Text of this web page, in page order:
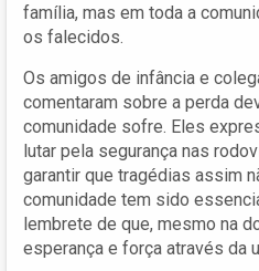
família, mas em toda a
os falecidos.
Os amigos de infância e
comentaram sobre a perda
comunidade sofre. Eles
lutar pela segurança nas
garantir que tragédias assim
comunidade tem sido
lembrete de que, mesmo na
esperança e força através da